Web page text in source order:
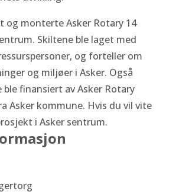
og monterte Asker Rotary 14
Skiltene ble laget med
og forteller om
og miljøer i Asker. Også
ble finansiert av Asker Rotary
Asker kommune. Hvis du vil vite
i Asker sentrum.